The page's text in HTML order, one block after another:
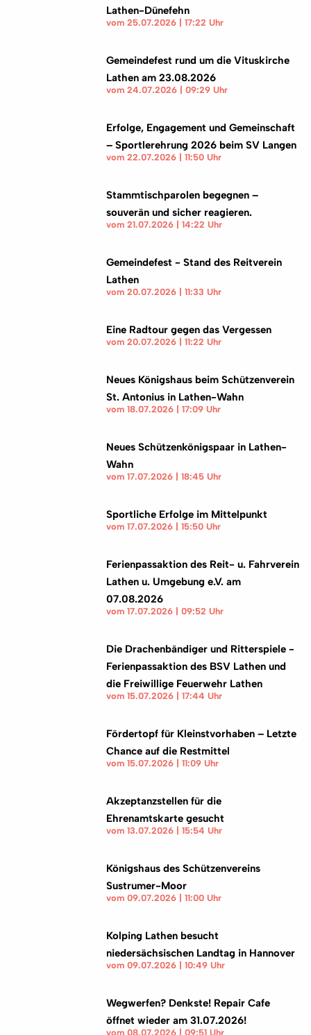
Lathen-Dünefehn
vom 25.07.2026 | 17:22 Uhr
Gemeindefest rund um die Vituskirche
Lathen am 23.08.2026
vom 24.07.2026 | 09:29 Uhr
Erfolge, Engagement und Gemeinschaft
– Sportlerehrung 2026 beim SV Langen
vom 22.07.2026 | 11:50 Uhr
Stammtischparolen begegnen –
souverän und sicher reagieren.
vom 21.07.2026 | 14:22 Uhr
Gemeindefest - Stand des Reitverein
Lathen
vom 20.07.2026 | 11:33 Uhr
Eine Radtour gegen das Vergessen
vom 20.07.2026 | 11:22 Uhr
Neues Königshaus beim Schützenverein
St. Antonius in Lathen-Wahn
vom 18.07.2026 | 17:09 Uhr
Neues Schützenkönigspaar in Lathen-
Wahn
vom 17.07.2026 | 18:45 Uhr
Sportliche Erfolge im Mittelpunkt
vom 17.07.2026 | 15:50 Uhr
Ferienpassaktion des Reit- u. Fahrverein
Lathen u. Umgebung e.V. am
07.08.2026
vom 17.07.2026 | 09:52 Uhr
Die Drachenbändiger und Ritterspiele -
Ferienpassaktion des BSV Lathen und
die Freiwillige Feuerwehr Lathen
vom 15.07.2026 | 17:44 Uhr
Fördertopf für Kleinstvorhaben – Letzte
Chance auf die Restmittel
vom 15.07.2026 | 11:09 Uhr
Akzeptanzstellen für die
Ehrenamtskarte gesucht
vom 13.07.2026 | 15:54 Uhr
Königshaus des Schützenvereins
Sustrumer-Moor
vom 09.07.2026 | 11:00 Uhr
Kolping Lathen besucht
niedersächsischen Landtag in Hannover
vom 09.07.2026 | 10:49 Uhr
Wegwerfen? Denkste! Repair Cafe
öffnet wieder am 31.07.2026!
vom 08.07.2026 | 09:51 Uhr